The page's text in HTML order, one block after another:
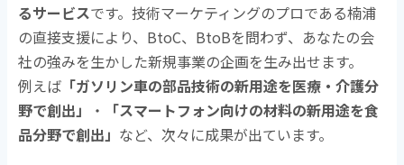
るサービスです。技術マーケティングのプロである楠浦
の直接支援により、BtoC、BtoBを問わず、あなたの会
社の強みを生かした新規事業の企画を生み出せます。
例えば 「ガソリン車の部品技術の新用途を医療・介護分
野で創出」
・
「スマートフォン向けの材料の新用途を食
品分野で創出」 など、次々に成果が出ています。